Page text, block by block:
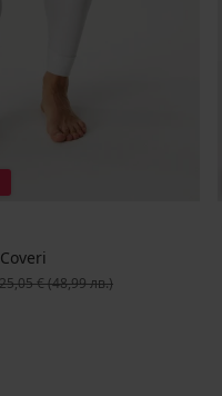
цена
25,05 €(48,99 лв.)